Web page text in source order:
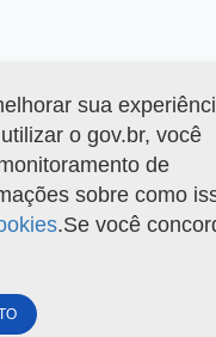
sua
o gov.br, você
de
sobre como
.Se você